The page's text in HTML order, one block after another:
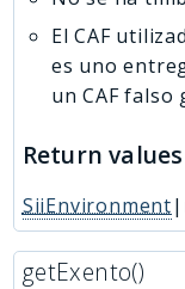
El CAF
es uno
un CAF falso
Return values
SiiEnvironment
getExento()